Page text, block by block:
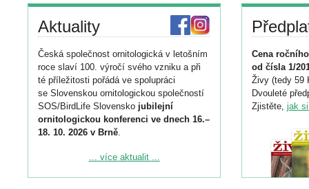
Aktuality
Česká společnost ornitologická v letošním
roce slaví 100. výročí svého vzniku a při
té příležitosti pořádá ve spolupráci
se Slovenskou ornitologickou společností
SOS/BirdLife Slovensko jubilejní
ornitologickou konferenci ve dnech 16.–
18. 10. 2026 v Brně.
Podrobnější informace ke konferenci
... více aktualit ...
Cena
od čísla 1/
Živy (tedy 59
Dvouleté
Zjistěte, jak